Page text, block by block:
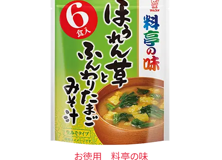
お徳用 料亭の味